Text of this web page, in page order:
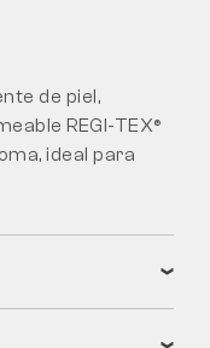
de piel,
REGI-TEX®
ideal para